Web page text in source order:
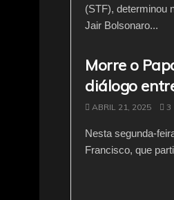
(STF), determinou
Jair Bolsonaro...
Morre o
diálogo
ABRIL 21, 2025 3
Nesta segunda-
Francisco, que